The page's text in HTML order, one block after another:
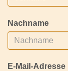
Nachname
E-Mail-Adresse